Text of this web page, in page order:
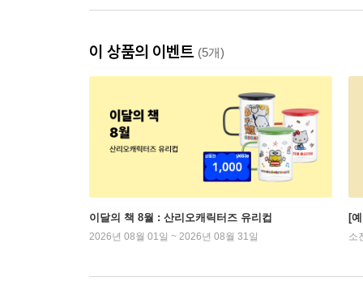
이 상품의 이벤트 (5개)
이달의 책 8월 : 산리오캐릭터즈 유리컵
2026년 08월 01일 ~ 2026년 08월 31일
[
소